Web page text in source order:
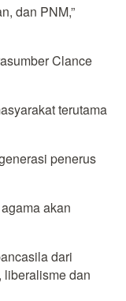
dan PNM,”
Clance
terutama
penerus
akan
dari
liberalisme dan